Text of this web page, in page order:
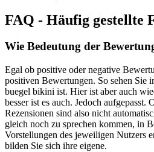
FAQ - Häufig gestellte
Wie Bedeutung der
Egal ob positive oder negative
positiven Bewertungen. So sehen Sie
buegel bikini ist. Hier ist aber auch
besser ist es auch. Jedoch
Rezensionen sind also nicht
gleich noch zu sprechen kommen, in
Vorstellungen des jeweiligen Nutzers
bilden Sie sich ihre eigene.